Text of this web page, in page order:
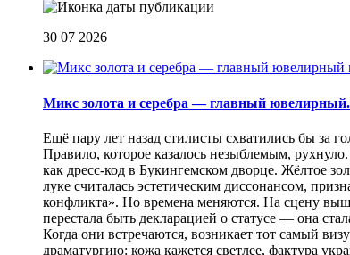
30 07 2026
Микс золота и серебра — главный
Ещё пару лет назад стилисты схватились бы за
Правило, которое казалось незыблемым,
как дресс-код в Букингемском дворце. Жёлтое
луке считалась эстетическим диссонансом,
конфликта». Но времена меняются. На сцену
перестала быть декларацией о статусе — она
Когда они встречаются, возникает тот самый
драматургию: кожа кажется светлее, фактура